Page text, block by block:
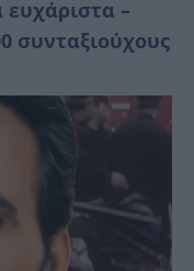
–
συνταξιούχους